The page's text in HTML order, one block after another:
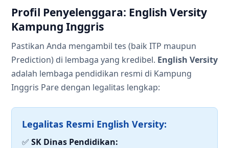
Profil Penyelenggara: English Versity
Kampung Inggris
Pastikan Anda mengambil tes (baik ITP maupun
Prediction) di lembaga yang kredibel. English Versity
adalah lembaga pendidikan resmi di Kampung
Inggris Pare dengan legalitas lengkap:
Legalitas Resmi English Versity:
✅ SK Dinas Pendidikan: